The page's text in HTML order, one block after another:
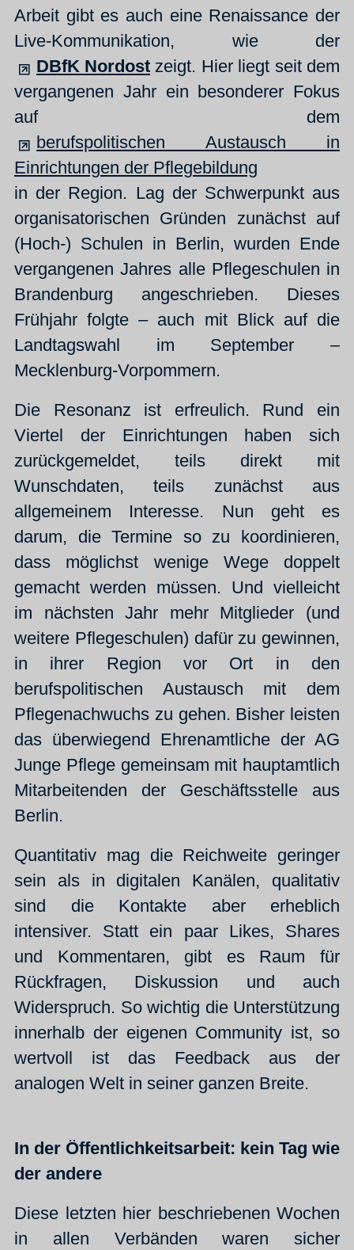
Arbeit gibt es auch eine Renaissance der
Live-Kommunikation, wie der
DBfK Nordost zeigt. Hier liegt seit dem
vergangenen Jahr ein besonderer Fokus
auf dem
berufspolitischen Austausch in
Einrichtungen der Pflegebildung
in der Region. Lag der Schwerpunkt aus
organisatorischen Gründen zunächst auf
(Hoch-) Schulen in Berlin, wurden Ende
vergangenen Jahres alle Pflegeschulen in
Brandenburg angeschrieben. Dieses
Frühjahr folgte – auch mit Blick auf die
Landtagswahl im September –
Mecklenburg-Vorpommern.
Die Resonanz ist erfreulich. Rund ein
Viertel der Einrichtungen haben sich
zurückgemeldet, teils direkt mit
Wunschdaten, teils zunächst aus
allgemeinem Interesse. Nun geht es
darum, die Termine so zu koordinieren,
dass möglichst wenige Wege doppelt
gemacht werden müssen. Und vielleicht
im nächsten Jahr mehr Mitglieder (und
weitere Pflegeschulen) dafür zu gewinnen,
in ihrer Region vor Ort in den
berufspolitischen Austausch mit dem
Pflegenachwuchs zu gehen. Bisher leisten
das überwiegend Ehrenamtliche der AG
Junge Pflege gemeinsam mit hauptamtlich
Mitarbeitenden der Geschäftsstelle aus
Berlin.
Quantitativ mag die Reichweite geringer
sein als in digitalen Kanälen, qualitativ
sind die Kontakte aber erheblich
intensiver. Statt ein paar Likes, Shares
und Kommentaren, gibt es Raum für
Rückfragen, Diskussion und auch
Widerspruch. So wichtig die Unterstützung
innerhalb der eigenen Community ist, so
wertvoll ist das Feedback aus der
analogen Welt in seiner ganzen Breite.
In der Öffentlichkeitsarbeit: kein Tag wie
der andere
Diese letzten hier beschriebenen Wochen
in allen Verbänden waren sicher